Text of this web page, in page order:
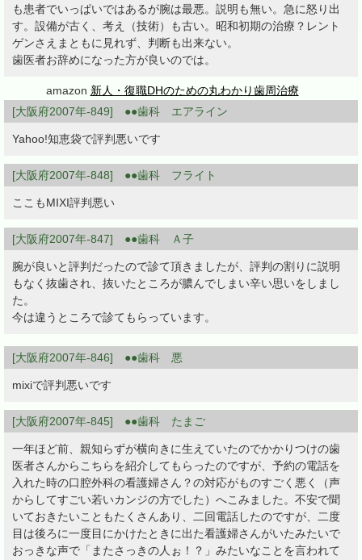
も患者でいっぱいではあるが腕は最悪。説明も無い。急に怒り出
す。設備が古く、考え（技術）も古い。昭和初期の治療？レント
ゲンさえまともに見れず、判断も出来ない。
歯医者お辞めになった方が良いのでは。
amazon 新人・復職DHのための丸わかり歯周治療
[大阪府2007年-849] ●●歯科 エアライン
Yahoo!知恵袋で評判悪いです
[大阪府2007年-848] ●●歯科 フライト
ここもMIXI評判悪い
[大阪府2007年-847] ●●歯科 Ａ子
腕が良いと評判だったので診て頂きましたが、評判の割りに説明
もなく抜歯され、抜いたところが膿んでしまい辛い思いをしまし
た。
今は違うところで診てもらっています。
[大阪府2007年-846] ●●歯科 悪
mixiで評判悪いです
[大阪府2007年-845] ●●歯科 たまご
一年ほど前、親知らずが横向きに生えていたのでかかりつけの歯
医者さんからこちらを紹介してもらったのですが、予約の電話を
入れた時の口腔外科の看護婦さん？の対応がものすごく悪く（声
からしてすごい若いカンジの方でした）へこみました。不安で聞
いておきたいこともたくさんあり、二回電話したのですが、二度
目は後ろに一度目にかけたときに出た看護婦さんがいたみたいで
おっきな声で「またさっきの人ぉ！？」みたいなことを言われて